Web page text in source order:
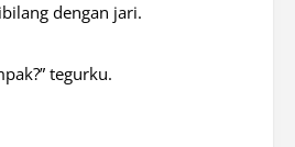
dengan jari.
tegurku.